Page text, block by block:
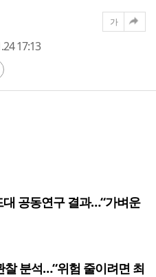
17:13
가
공동연구 결과…“가벼운
찰 분석…“위험 줄이려면 최